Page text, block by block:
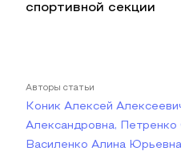
спортивной секции
Авторы статьи
Коник Алексей
Александровна,
Василенко Алина